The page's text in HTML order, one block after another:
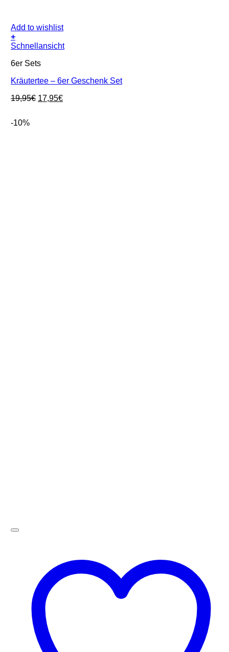
Add to wishlist
+
Schnellansicht
6er Sets
Kräutertee – 6er Geschenk Set
19,95€ Ursprünglicher
17,95€Aktueller
-10%